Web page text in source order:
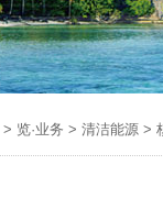
> 览·业务 > 清洁能源 >